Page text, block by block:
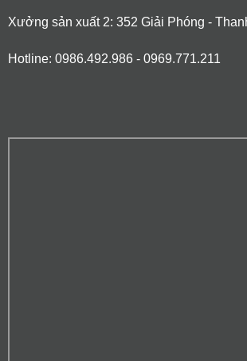
Xưởng sản xuất 2: 352 Giải Phóng -
Hotline: 0986.492.986 - 0969.771.211